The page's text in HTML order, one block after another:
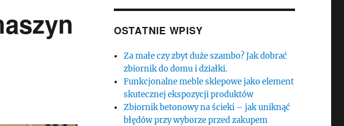
OSTATNIE WPISY
Za małe czy zbyt duże szambo? Jak dobrać
zbiornik do domu i działki.
Funkcjonalne meble sklepowe jako element
skutecznej ekspozycji produktów
Zbiornik betonowy na ścieki – jak uniknąć
błędów przy wyborze przed zakupem